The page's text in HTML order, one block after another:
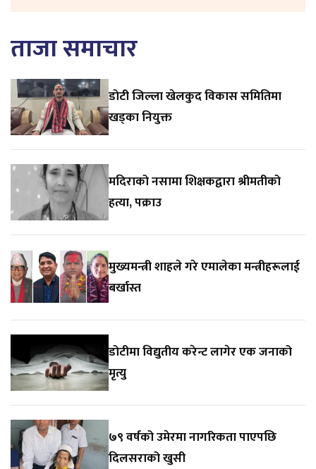
ताजा समाचार
डाेटी जिल्ला खेलकुद विकास समितिमा
खड्का नियुक्त
मदिराको नसामा शिक्षकद्वारा श्रीमतीको
हत्या, पक्राउ
मुख्यमन्त्री शाहले गरे एमालेका मन्त्रीहरूलाई
बर्खास्त
डोटीमा विद्युतीय करेन्ट लागेर एक जनाको
मृत्यु
७९ वर्षको उमेरमा नागरिकता पाएपछि
दिलसराको खुसी